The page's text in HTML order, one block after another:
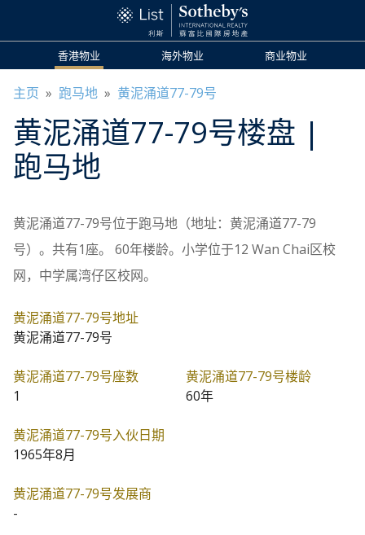
香港物业 海外物业 商业物业
主页 » 跑马地 » 黄泥涌道77-79号
黄泥涌道77-79号楼盘 |
跑马地
黄泥涌道77-79号位于跑马地（地址：黄泥涌道77-79
号）。共有1座。 60年楼龄。小学位于12 Wan Chai区校
网，中学属湾仔区校网。
黄泥涌道77-79号地址
黄泥涌道77-79号
黄泥涌道77-79号座数
1
黄泥涌道77-79号楼龄
60年
黄泥涌道77-79号入伙日期
1965年8月
黄泥涌道77-79号发展商
-